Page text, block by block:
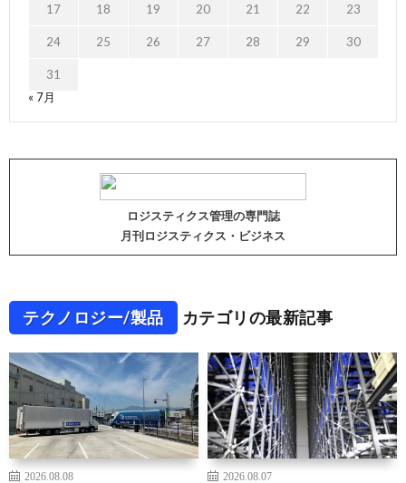
17 18 19 20 21 22 23
24 25 26 27 28 29 30
31
« 7月
ロジスティクス管理の専門誌
月刊ロジスティクス・ビジネス
テクノロジー/製品 カテゴリの最新記事
2026.08.08
2026.08.07